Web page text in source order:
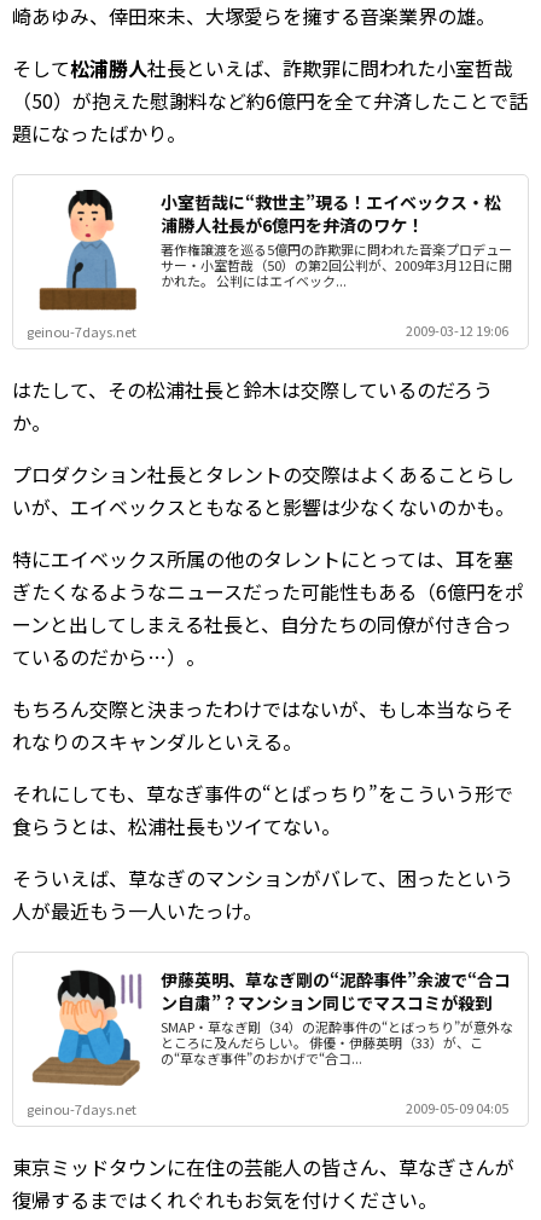
崎あゆみ、倖田來未、大塚愛らを擁する音楽業界の雄。
そして松浦勝人社長といえば、詐欺罪に問われた小室哲哉
（50）が抱えた慰謝料など約6億円を全て弁済したことで話
題になったばかり。
小室哲哉に“救世主”現る！エイベックス・松
浦勝人社長が6億円を弁済のワケ！
著作権譲渡を巡る5億円の詐欺罪に問われた音楽プロデュー
サー・小室哲哉（50）の第2回公判が、2009年3月12日に開
かれた。 公判にはエイベック...
geinou-7days.net 2009-03-12 19:06
はたして、その松浦社長と鈴木は交際しているのだろう
か。
プロダクション社長とタレントの交際はよくあることらし
いが、エイベックスともなると影響は少なくないのかも。
特にエイベックス所属の他のタレントにとっては、耳を塞
ぎたくなるようなニュースだった可能性もある（6億円をポ
ーンと出してしまえる社長と、自分たちの同僚が付き合っ
ているのだから…）。
もちろん交際と決まったわけではないが、もし本当ならそ
れなりのスキャンダルといえる。
それにしても、草なぎ事件の“とばっちり”をこういう形で
食らうとは、松浦社長もツイてない。
そういえば、草なぎのマンションがバレて、困ったという
人が最近もう一人いたっけ。
伊藤英明、草なぎ剛の“泥酔事件”余波で“合コ
ン自粛”？マンション同じでマスコミが殺到
SMAP・草なぎ剛（34）の泥酔事件の“とばっちり”が意外な
ところに及んだらしい。 俳優・伊藤英明（33）が、こ
の“草なぎ事件”のおかげで“合コ...
geinou-7days.net 2009-05-09 04:05
東京ミッドタウンに在住の芸能人の皆さん、草なぎさんが
復帰するまではくれぐれもお気を付けください。